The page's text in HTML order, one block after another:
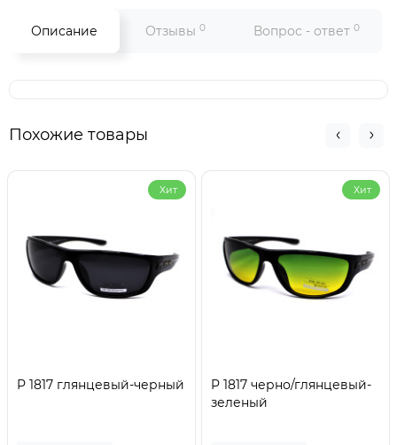
Описание Отзывы 0 Вопрос - ответ 0
Похожие товары
Хит
P 1817 глянцевый-черный
Хит
P 1817 черно/глянцевый-
зеленый